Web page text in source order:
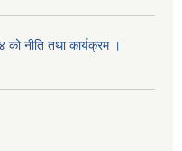
नीति तथा कार्यक्रम ।